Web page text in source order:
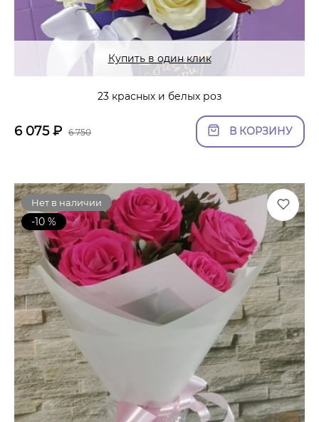
Купить в один клик
23 красных и белых роз
6 075₽ 6 750 В КОРЗИНУ
Нет в наличии
-10 %